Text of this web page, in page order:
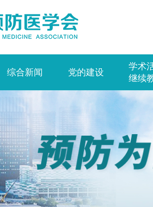
综合新闻 党的建设
学术
继续